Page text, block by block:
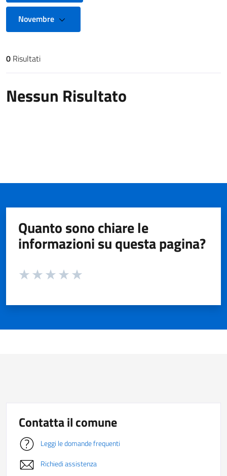
Novembre
Risultati di ricerca
0 Risultati
Nessun Risultato
Quanto sono chiare le
informazioni su questa pagina?
Valuta da 1 a 5 stelle la pagina
Contatta il comune
Leggi le domande frequenti
Richiedi assistenza